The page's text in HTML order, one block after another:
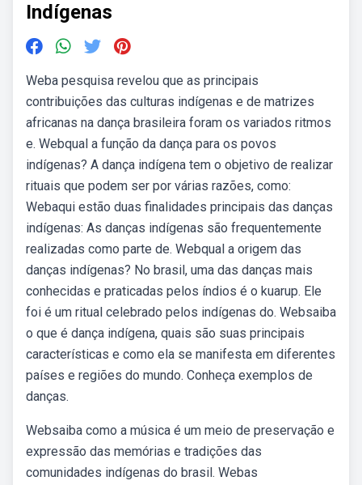
Indígenas
Weba pesquisa revelou que as principais
contribuições das culturas indígenas e de matrizes
africanas na dança brasileira foram os variados ritmos
e. Webqual a função da dança para os povos
indígenas? A dança indígena tem o objetivo de realizar
rituais que podem ser por várias razões, como:
Webaqui estão duas finalidades principais das danças
indígenas: As danças indígenas são frequentemente
realizadas como parte de. Webqual a origem das
danças indígenas? No brasil, uma das danças mais
conhecidas e praticadas pelos índios é o kuarup. Ele
foi é um ritual celebrado pelos indígenas do. Websaiba
o que é dança indígena, quais são suas principais
características e como ela se manifesta em diferentes
países e regiões do mundo. Conheça exemplos de
danças.
Websaiba como a música é um meio de preservação e
expressão das memórias e tradições das
comunidades indígenas do brasil. Webas